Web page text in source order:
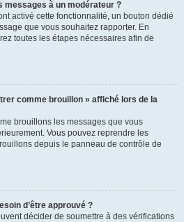
messages à un modérateur ?
activé cette fonctionnalité, un bouton dédié
que vous souhaitez rapporter. En
toutes les étapes nécessaires afin de
comme brouillon » affiché lors de la
brouillons les messages que vous
Vous pouvez reprendre les
depuis le panneau de contrôle de
d’être approuvé ?
décider de soumettre à des vérifications